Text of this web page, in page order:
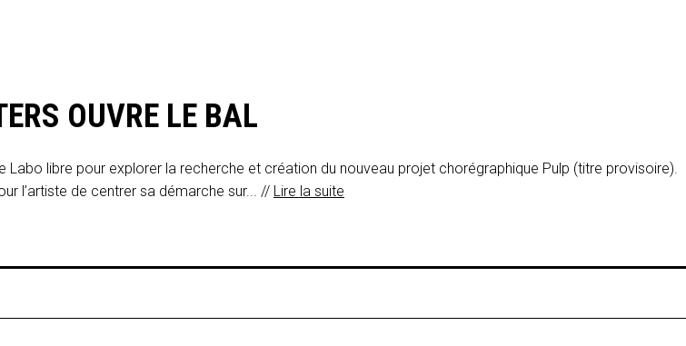
OUVRE LE BAL
Labo libre pour explorer la recherche et création du nouveau projet chorégraphique Pulp (titre provisoire).
l’artiste de centrer sa démarche sur... // Lire la suite